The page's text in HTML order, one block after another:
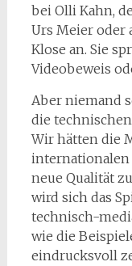
bei Olli Kahn,
Urs Meier oder
Klose an. Sie
Videobeweis
Aber niemand
die
Wir hätten die
internationalen
neue Qualität
wird sich das
technisch-
wie die
eindrucksvoll